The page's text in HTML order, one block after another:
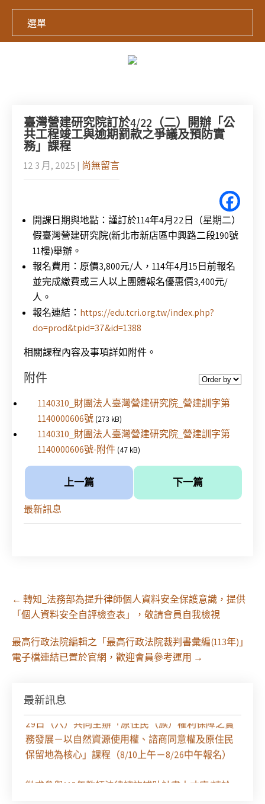
選單
臺灣營建研究院訂於4/22（二）開辦「公
共工程竣工與逾期罰款之爭議及預防實
務」課程
12 3 月, 2025 | 尚無留言
開課日期與地點：謹訂於114年4月22日（星期二）
假臺灣營建研究院(新北市新店區中興路二段190號
11樓)舉辦。
報名費用：原價3,800元/人，114年4月15日前報名
並完成繳費或三人以上團體報名優惠價3,400元/
人。
報名連結： https://edu.tcri.org.tw/index.php?
do=prod&tpid=37&id=1388
相關課程內容及事項詳如附件。
附件
1140310_財團法人臺灣營建研究院_營建訓字第
1140000606號 (273 kB)
1140310_財團法人臺灣營建研究院_營建訓字第
1140000606號-附件 (47 kB)
上一篇 下一篇
最新訊息
Post
navigation
← 轉知_法務部為提升律師個人資料安全保護意識，提供
「個人資料安全自評檢查表」，敬請會員自我檢視
最高行政法院編輯之「最高行政法院裁判書彙編(113年)」
電子檔連結已置於官網，歡迎會員參考運用 →
最新訊息
【課程報名】全律會與台北律師公會等單位定於8月
29日（六）共同主辦「原住民（族）權利保障之實
務發展－以自然資源使用權、諮商同意權及原住民
保留地為核心」課程（8/10上午－8/26中午報名）
徵求參與115年教師法律諮詢補助計畫人才庫(請於